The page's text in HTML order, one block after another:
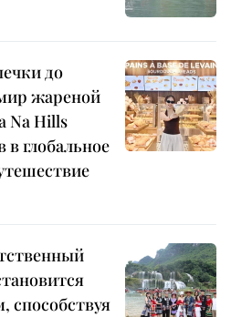
до
жареной
Na Hills
в глобальное
способствуя